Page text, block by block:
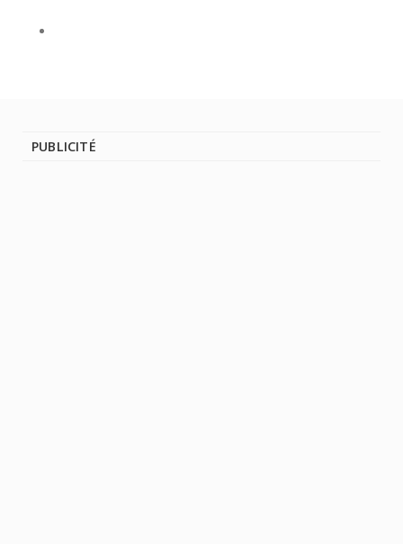
PUBLICITÉ